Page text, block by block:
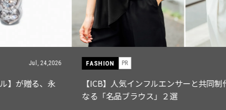
FASHION PR
【ICB】人気インフルエンサーと共同制作! 週5で着たく
なる「名品ブラウス」２選